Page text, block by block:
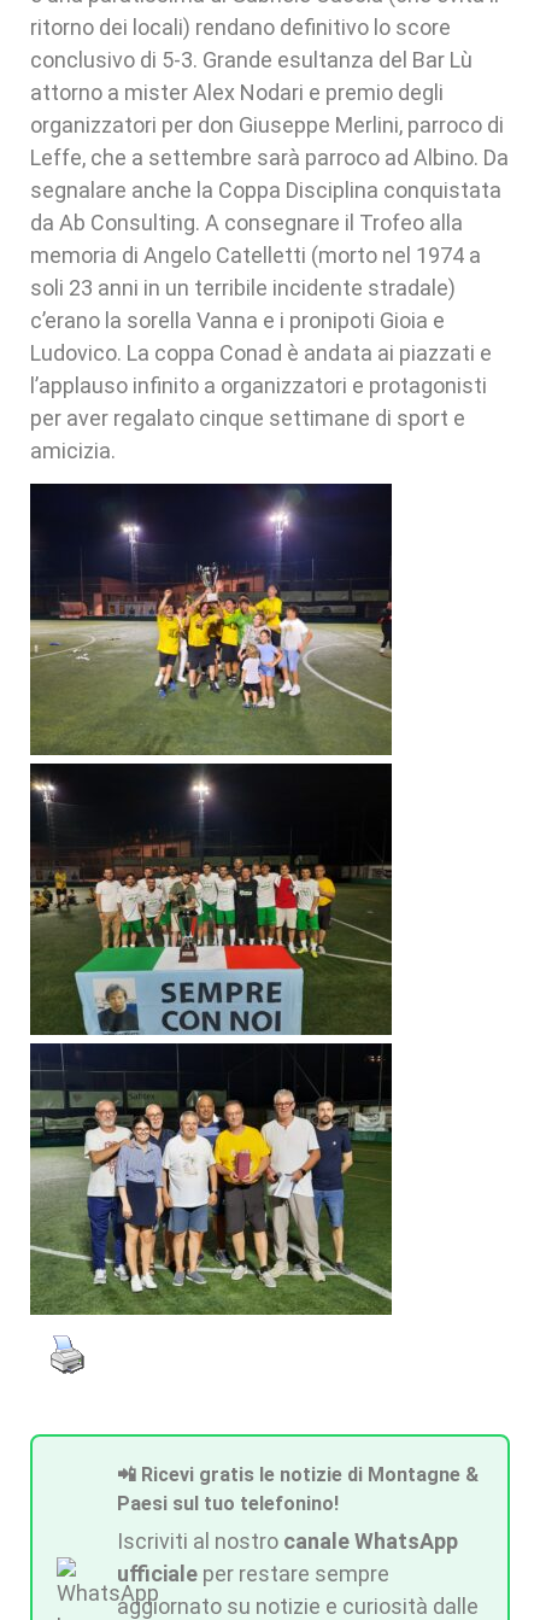
ritorno dei locali) rendano definitivo lo score
conclusivo di 5-3. Grande esultanza del Bar Lù
attorno a mister Alex Nodari e premio degli
organizzatori per don Giuseppe Merlini, parroco di
Leffe, che a settembre sarà parroco ad Albino. Da
segnalare anche la Coppa Disciplina conquistata
da Ab Consulting. A consegnare il Trofeo alla
memoria di Angelo Catelletti (morto nel 1974 a
soli 23 anni in un terribile incidente stradale)
c’erano la sorella Vanna e i pronipoti Gioia e
Ludovico. La coppa Conad è andata ai piazzati e
l’applauso infinito a organizzatori e protagonisti
per aver regalato cinque settimane di sport e
amicizia.
📲 Ricevi gratis le notizie di Montagne &
Paesi sul tuo telefonino!
Iscriviti al nostro canale WhatsApp
ufficiale per restare sempre
aggiornato su notizie e curiosità dalle